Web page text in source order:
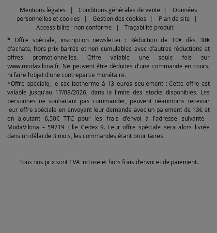
Mentions légales Conditions générales de vente
Données
personnelles et cookies
Gestion des cookies
Plan de site
Accessibilité : non conforme
Traçabilité produit
* Offre spéciale, inscription newsletter : Réduction de 10€ dès 30€
d'achats, hors prix barrés et non cumulables avec d'autres réductions et
offres promotionnelles. Offre valable une seule fois sur
www.modavilona.fr. Ne peuvent être déduites d'une commande en cours,
ni faire l'objet d'une contrepartie monétaire.
*Offre spéciale, le sac isotherme à 13 euros seulement : Cette offre est
valable jusqu'au 17/08/2026, dans la limite des stocks disponibles. Les
personnes ne souhaitant pas commander, peuvent néanmoins recevoir
leur offre spéciale en envoyant leur demande avec un paiement de 13€ et
en ajoutant 6,50€ TTC pour les frais d'envoi à l'adresse suivante :
ModaVilona – 59719 Lille Cedex 9. Leur offre spéciale sera alors livrée
dans un délai de 3 mois, les commandes étant prioritaires.
Tous nos prix sont TVA incluse et hors frais d'envoi et de paiement.